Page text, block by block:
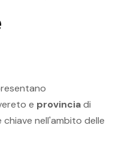
e provinciadi
nell'ambito delle